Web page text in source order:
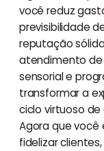
você reduz
previsibilidade
reputação
atendimento de
sensorial e
transformar a
ciclo virtuoso
Agora que você
fidelizar